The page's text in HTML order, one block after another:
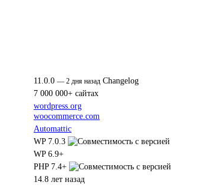
11.0.0 — 2 дня назад Changelog
7 000 000+ сайтах
wordpress.org
woocommerce.com
Automattic
WP 7.0.3
WP 6.9+
PHP 7.4+
14.8 лет назад